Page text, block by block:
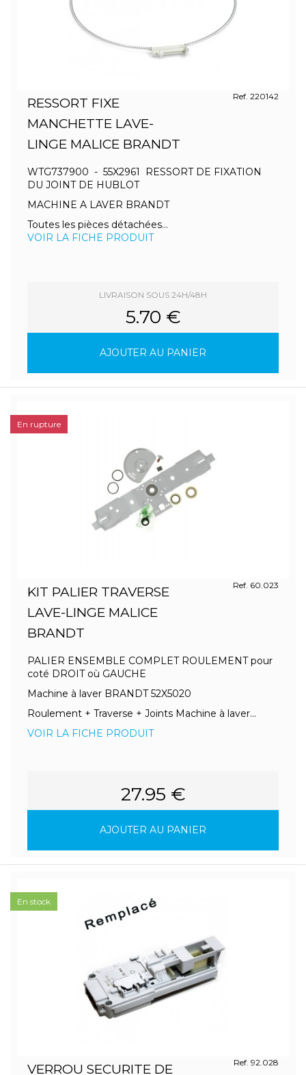
RESSORT FIXE
MANCHETTE LAVE-
LINGE MALICE BRANDT
Ref. 220142
WTG737900 - 55X2961 RESSORT DE FIXATION
DU JOINT DE HUBLOT
MACHINE A LAVER BRANDT
Toutes les pièces détachées...
VOIR LA FICHE PRODUIT
LIVRAISON SOUS 24H/48H
5.70 €
AJOUTER AU PANIER
KIT PALIER TRAVERSE
LAVE-LINGE MALICE
BRANDT
Ref. 60.023
PALIER ENSEMBLE COMPLET ROULEMENT pour
coté DROIT où GAUCHE
Machine à laver BRANDT 52X5020
Roulement + Traverse + Joints Machine à laver...
VOIR LA FICHE PRODUIT
27.95 €
AJOUTER AU PANIER
En rupture
VERROU SECURITE DE Ref. 92.028
En stock